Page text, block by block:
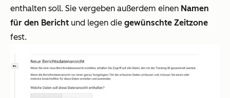
enthalten soll. Sie vergeben außerdem einen Namen
für den Bericht und legen die gewünschte Zeitzone
fest.